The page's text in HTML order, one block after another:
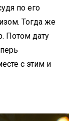
по его
Тогда же
Потом дату
с этим и